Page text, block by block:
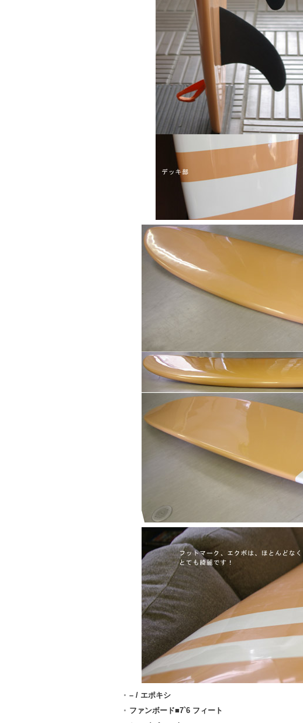
– / エポキシ
ファンボード■7`6 フィート